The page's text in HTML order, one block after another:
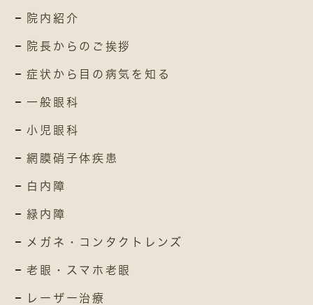
院内紹介
院長からのご挨拶
症状から目の病気を知る
一般眼科
小児眼科
網膜硝子体疾患
白内障
緑内障
メガネ・コンタクトレンズ
老眼・スマホ老眼
レーザー治療